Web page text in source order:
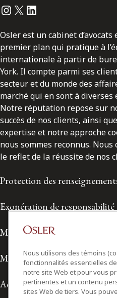
Instagram
Twitter
LinkedIn
Osler est un cabinet
premier plan qui pratique à
internationale à partir de
York. Il compte parmi ses
secteur et du monde des
marché qui en sont à diverses
Notre réputation repose sur
succès de nos clients, ainsi
expertise et notre approche
nous sommes reconnus.
le reflet de la réussite de nos
Protection des
Exonération de responsabilité
Modalités de prestation de
Modalités d'utilisation
Accessibilité
Nous utilisons des témoins
fonctionnalités essentielles
notre site Web et pour vous
pertinentes et un contenu
sites Web de tiers. Vous